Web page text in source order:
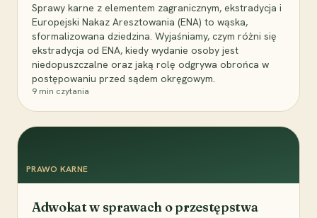
Sprawy karne z elementem zagranicznym, ekstradycja i
Europejski Nakaz Aresztowania (ENA) to wąska,
sformalizowana dziedzina. Wyjaśniamy, czym różni się
ekstradycja od ENA, kiedy wydanie osoby jest
niedopuszczalne oraz jaką rolę odgrywa obrońca w
postępowaniu przed sądem okręgowym.
9 min czytania
PRAWO KARNE
Adwokat w sprawach o przestępstwa